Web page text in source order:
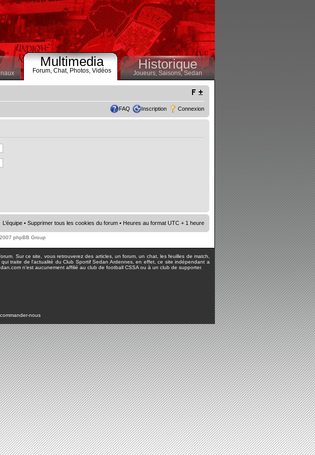
Multimedia
Forum, Chat, Photos, Vidéos Historique
Joueurs, Saisons,Sedan
FAQ Inscription Connexion
L’équipe • Supprimer tous les cookies du forum • Heures au format UTC + 1 heure
phpBB Group
Sur ce site, vous retrouverez des articles, un forum, un chat, les feuilles de match,
traite de l'actualité du Club Sportif Sedan Ardennes, en effet, ce site indépendant a
n'est aucunement affilié au club de football CSSA ou à un club de supporter.
nous